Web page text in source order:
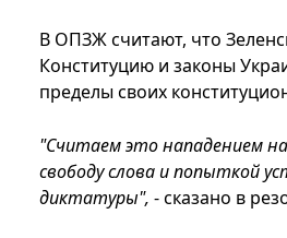
В ОПЗЖ считают, что
Конституцию и законы
пределы своих
"Считаем это нападением
свободу слова и попыткой
диктатуры", - сказано в